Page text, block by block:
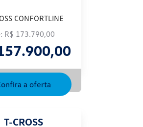
CONFORTLINE
R$ 173.790,00
a oferta
T-CROSS